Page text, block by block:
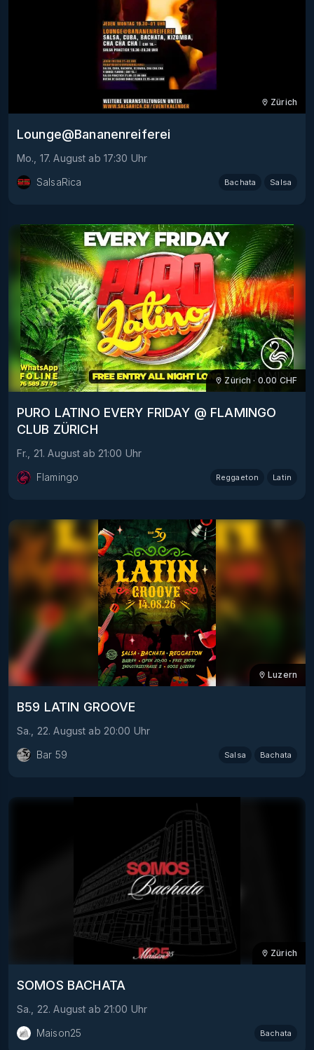
Zürich
Lounge@Bananenreiferei
Mo., 17. August ab 17:30 Uhr
SalsaRica
Bachata Salsa
Zürich · 0.00 CHF
PURO LATINO EVERY FRIDAY @ FLAMINGO
CLUB ZÜRICH
Fr., 21. August ab 21:00 Uhr
Flamingo
Reggaeton Latin
Luzern
B59 LATIN GROOVE
Sa., 22. August ab 20:00 Uhr
Bar 59
Salsa Bachata
Zürich
SOMOS BACHATA
Sa., 22. August ab 21:00 Uhr
Maison25
Bachata